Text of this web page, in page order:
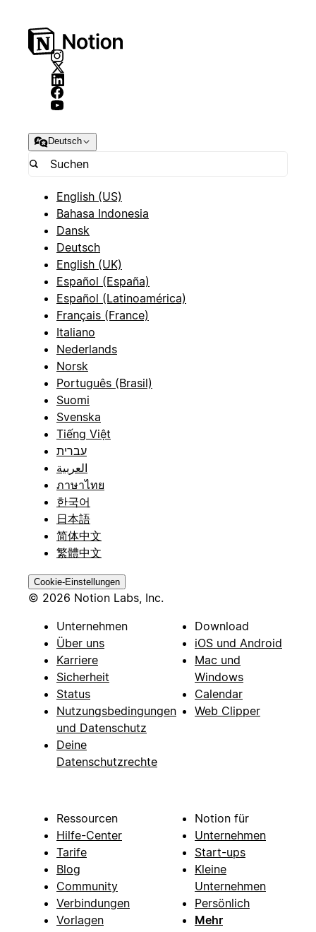
Deutsch
English (US)
Bahasa Indonesia
Dansk
Deutsch
English (UK)
Español (España)
Español (Latinoamérica)
Français (France)
Italiano
Nederlands
Norsk
Português (Brasil)
Suomi
Svenska
Tiếng Việt
עברית
العربية
ภาษาไทย
한국어
日本語
简体中文
繁體中文
Cookie-Einstellungen
© 2026 Notion Labs, Inc.
Unternehmen
Über uns
Karriere
Sicherheit
Status
Nutzungsbedingungen
und Datenschutz
Deine
Datenschutzrechte
Download
iOS und Android
Mac und
Windows
Calendar
Web Clipper
Ressourcen
Hilfe-Center
Tarife
Blog
Community
Verbindungen
Vorlagen
Notion für
Unternehmen
Start-ups
Kleine
Unternehmen
Persönlich
Mehr